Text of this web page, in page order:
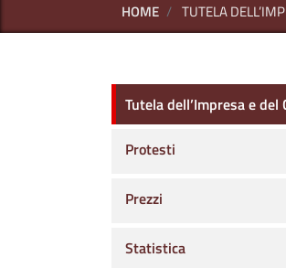
HOME TUTELA
Tutela
Tutela dell’Impresa e del
Protesti
Prezzi
Statistica